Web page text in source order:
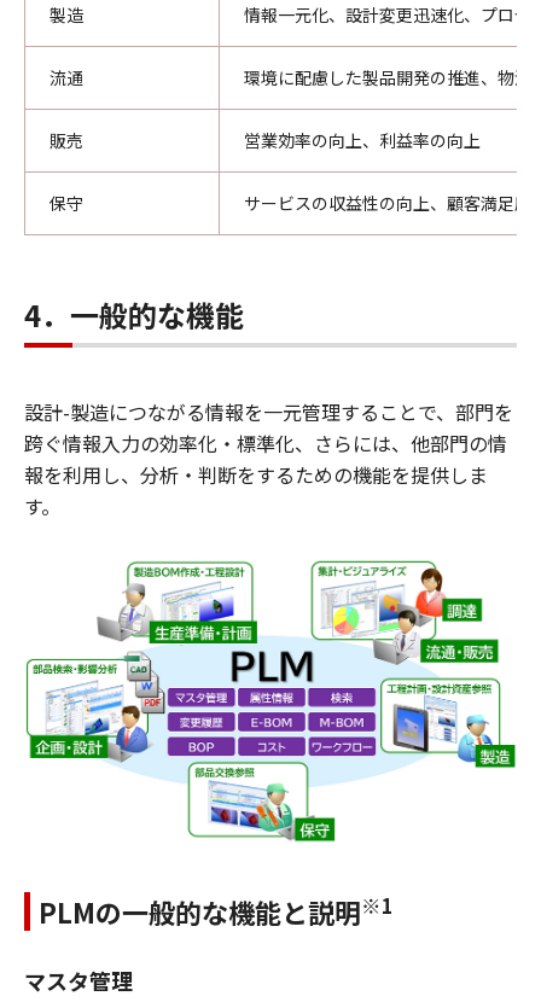
製造 情報一元化、設計変更迅速化、プロセ
流通 環境に配慮した製品開発の推進、物流
販売 営業効率の向上、利益率の向上
保守 サービスの収益性の向上、顧客満足度
4．一般的な機能
設計-製造につながる情報を一元管理することで、部門を
跨ぐ情報入力の効率化・標準化、さらには、他部門の情
報を利用し、分析・判断をするための機能を提供しま
す。
PLMの一般的な機能と説明※1
マスタ管理